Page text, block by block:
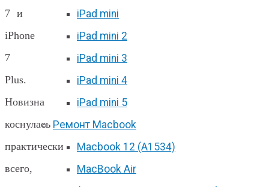
iPad mini
iPad mini 2
iPad mini 3
iPad mini 4
iPad mini 5
Ремонт Macbook
Macbook 12 (А1534)
MacBook Air
7 и
iPhone
7
Plus.
Новизна
коснулась
практически
всего,